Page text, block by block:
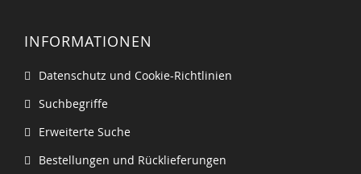
INFORMATIONEN
Datenschutz und Cookie-Richtlinien
Suchbegriffe
Erweiterte Suche
Bestellungen und Rücklieferungen